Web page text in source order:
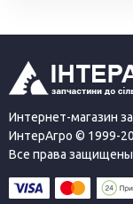
Интернет-магазин
ИнтерАгро © 1999-
Все права защищены